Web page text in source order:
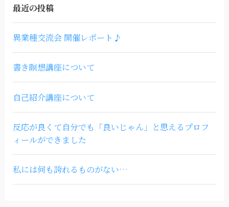
最近の投稿
異業種交流会 開催レポート♪
書き瞑想講座について
自己紹介講座について
反応が良くて自分でも「良いじゃん」と思えるプロフ
ィールができました
私には何も誇れるものがない…